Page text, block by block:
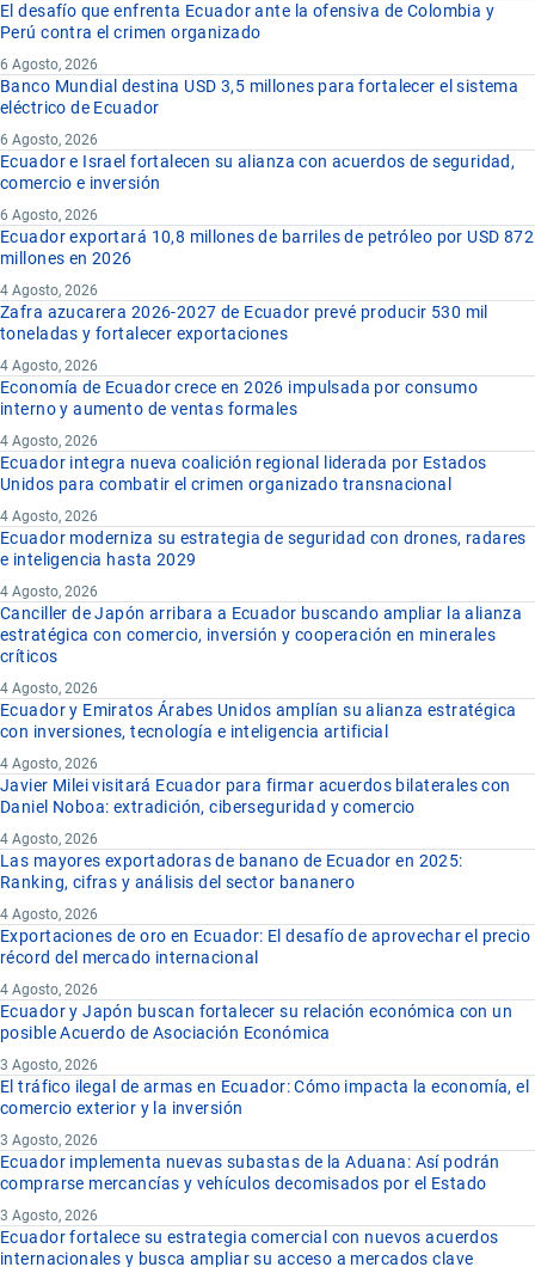
El desafío que enfrenta Ecuador ante la ofensiva de Colombia y
Perú contra el crimen organizado
6 Agosto, 2026
Banco Mundial destina USD 3,5 millones para fortalecer el sistema
eléctrico de Ecuador
6 Agosto, 2026
Ecuador e Israel fortalecen su alianza con acuerdos de seguridad,
comercio e inversión
6 Agosto, 2026
Ecuador exportará 10,8 millones de barriles de petróleo por USD 872
millones en 2026
4 Agosto, 2026
Zafra azucarera 2026-2027 de Ecuador prevé producir 530 mil
toneladas y fortalecer exportaciones
4 Agosto, 2026
Economía de Ecuador crece en 2026 impulsada por consumo
interno y aumento de ventas formales
4 Agosto, 2026
Ecuador integra nueva coalición regional liderada por Estados
Unidos para combatir el crimen organizado transnacional
4 Agosto, 2026
Ecuador moderniza su estrategia de seguridad con drones, radares
e inteligencia hasta 2029
4 Agosto, 2026
Canciller de Japón arribara a Ecuador buscando ampliar la alianza
estratégica con comercio, inversión y cooperación en minerales
críticos
4 Agosto, 2026
Ecuador y Emiratos Árabes Unidos amplían su alianza estratégica
con inversiones, tecnología e inteligencia artificial
4 Agosto, 2026
Javier Milei visitará Ecuador para firmar acuerdos bilaterales con
Daniel Noboa: extradición, ciberseguridad y comercio
4 Agosto, 2026
Las mayores exportadoras de banano de Ecuador en 2025:
Ranking, cifras y análisis del sector bananero
4 Agosto, 2026
Exportaciones de oro en Ecuador: El desafío de aprovechar el precio
récord del mercado internacional
4 Agosto, 2026
Ecuador y Japón buscan fortalecer su relación económica con un
posible Acuerdo de Asociación Económica
3 Agosto, 2026
El tráfico ilegal de armas en Ecuador: Cómo impacta la economía, el
comercio exterior y la inversión
3 Agosto, 2026
Ecuador implementa nuevas subastas de la Aduana: Así podrán
comprarse mercancías y vehículos decomisados por el Estado
3 Agosto, 2026
Ecuador fortalece su estrategia comercial con nuevos acuerdos
internacionales y busca ampliar su acceso a mercados clave